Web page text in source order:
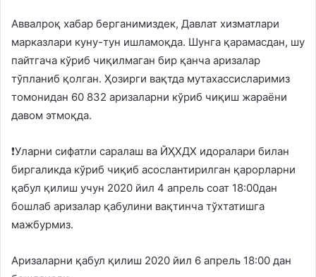
Аввалроқ хабар берганимиздек, Давлат хизматлари
марказлари куну-тун ишламоқда. Шунга қарамасдан, шу
пайтгача кўриб чиқилмаган бир қанча аризалар
тўпланиб қолган. Ҳозирги вақтда мутахассисларимиз
томонидан 60 832 аризаларни кўриб чиқиш жараёни
давом этмоқда.
❗️Уларни сифатли саралаш ва ЙҲХДХ идоралари билан
биргаликда кўриб чиқиб асослантирилган қарорларни
қабул қилиш учун 2020 йил 4 апрель соат 18:00дан
бошлаб аризалар қабулини вақтинча тўхтатишга
мажбурмиз.
Аризаларни қабул қилиш 2020 йил 6 апрель 18:00 дан